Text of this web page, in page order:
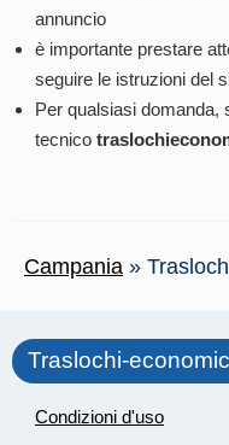
annuncio
è importante prestare
seguire le istruzioni del
Per qualsiasi domanda,
tecnico
Campania »
Traslochi-
Condizioni d'uso